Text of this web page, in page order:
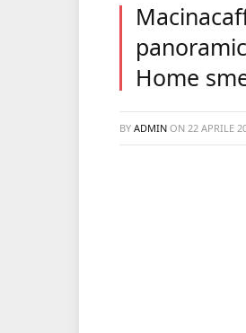
Home
BY ADMIN ON 22 APRILE